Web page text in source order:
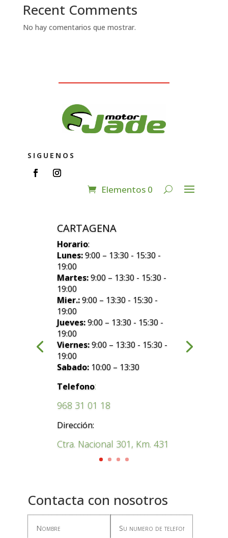
Recent Comments
No hay comentarios que mostrar.
SIGUENOS
Elementos 0
CARTAGENA
Horario:
Lunes:9:00 – 13:30 - 15:30 -
19:00
Martes:9:00 – 13:30 - 15:30 -
19:00
Mier.:9:00 – 13:30 - 15:30 -
19:00
Jueves:9:00 – 13:30 - 15:30 -
19:00
Viernes:9:00 – 13:30 - 15:30 -
19:00
Sabado: 10:00 – 13:30
Telefono:
968 31 01 18
Dirección:
Ctra. Nacional 301, Km. 431
Contacta con nosotros